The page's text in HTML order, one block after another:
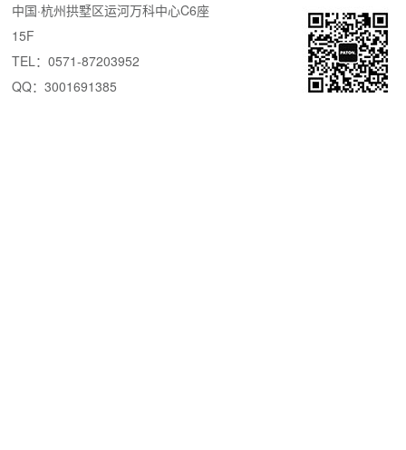
中国·杭州拱墅区运河万科中心C6座
15F
TEL：0571-87203952
QQ：3001691385